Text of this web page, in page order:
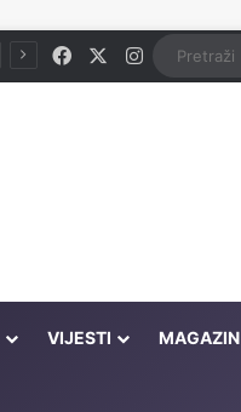
FacebookInstagram
VIJESTI MAGAZIN